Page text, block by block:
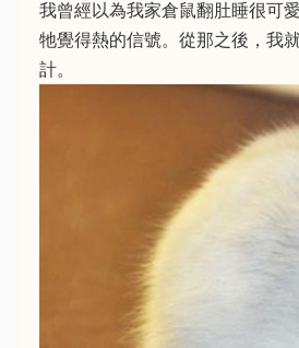
我曾經以為我家倉鼠翻肚睡很可
牠覺得熱的信號。從那之後，我
計。